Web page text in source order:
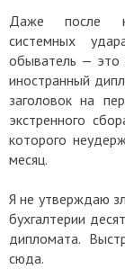
Даже после
системных
обыватель — это
иностранный
заголовок на
экстренного
которого
месяц.
Я не утверждаю
бухгалтерии
дипломата.
сюда.